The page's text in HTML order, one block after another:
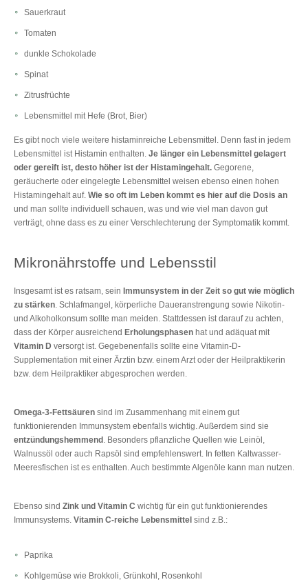
Sauerkraut
Tomaten
dunkle Schokolade
Spinat
Zitrusfrüchte
Lebensmittel mit Hefe (Brot, Bier)
Es gibt noch viele weitere histaminreiche Lebensmittel. Denn fast in jedem
Lebensmittel ist Histamin enthalten. Je länger ein Lebensmittel gelagert
oder gereift ist, desto höher ist der Histamingehalt. Gegorene,
geräucherte oder eingelegte Lebensmittel weisen ebenso einen hohen
Histamingehalt auf. Wie so oft im Leben kommt es hier auf die Dosis an
und man sollte individuell schauen, was und wie viel man davon gut
verträgt, ohne dass es zu einer Verschlechterung der Symptomatik kommt.
Mikronährstoffe und Lebensstil
Insgesamt ist es ratsam, sein Immunsystem in der Zeit so gut wie möglich
zu stärken . Schlafmangel, körperliche Daueranstrengung sowie Nikotin-
und Alkoholkonsum sollte man meiden. Stattdessen ist darauf zu achten,
dass der Körper ausreichend Erholungsphasen hat und adäquat mit
Vitamin D versorgt ist. Gegebenenfalls sollte eine Vitamin-D-
Supplementation mit einer Ärztin bzw. einem Arzt oder der Heilpraktikerin
bzw. dem Heilpraktiker abgesprochen werden.
Omega-3-Fettsäuren sind im Zusammenhang mit einem gut
funktionierenden Immunsystem ebenfalls wichtig. Außerdem sind sie
entzündungshemmend . Besonders pflanzliche Quellen wie Leinöl,
Walnussöl oder auch Rapsöl sind empfehlenswert. In fetten Kaltwasser-
Meeresfischen ist es enthalten. Auch bestimmte Algenöle kann man nutzen.
Ebenso sind Zink und Vitamin C wichtig für ein gut funktionierendes
Immunsystems. Vitamin C-reiche Lebensmittel sind z.B.:
Paprika
Kohlgemüse wie Brokkoli, Grünkohl, Rosenkohl